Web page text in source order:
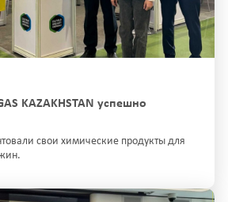
KAZAKHSTAN успешно
свои химические продукты для